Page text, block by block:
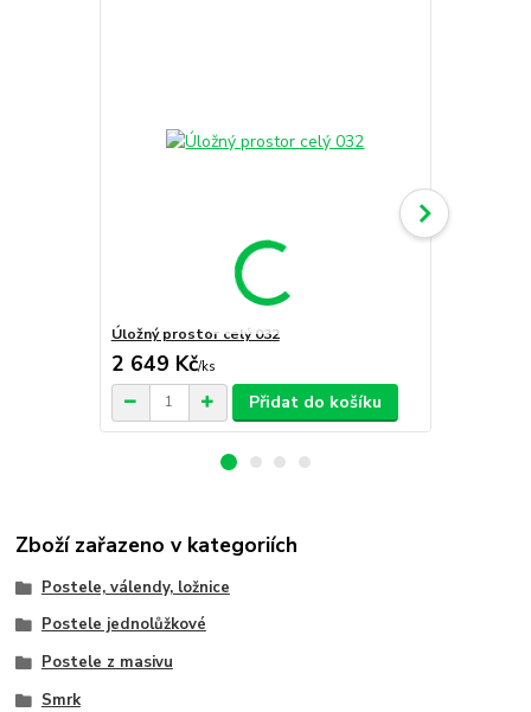
Úložný prostor celý 032
2 649 Kč/ks
Přidat do košíku
Zboží zařazeno v kategoriích
Postele, válendy, ložnice
Postele jednolůžkové
Postele z masivu
Smrk